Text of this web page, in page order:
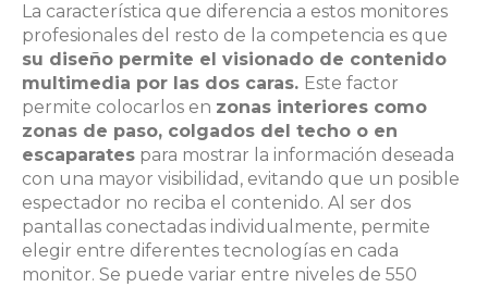
La característica que diferencia a estos monitores
profesionales del resto de la competencia es que
su diseño permite el visionado de contenido
multimedia por las dos caras. Este factor
permite colocarlos en zonas interiores como
zonas de paso, colgados del techo o en
escaparates para mostrar la información deseada
con una mayor visibilidad, evitando que un posible
espectador no reciba el contenido. Al ser dos
pantallas conectadas individualmente, permite
elegir entre diferentes tecnologías en cada
monitor. Se puede variar entre niveles de 550